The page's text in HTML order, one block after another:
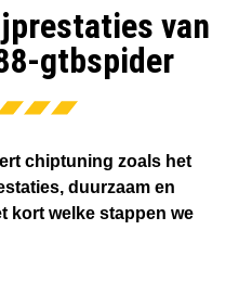
van
gtbspider
chiptuning zoals het
duurzaam en
kort welke stappen we